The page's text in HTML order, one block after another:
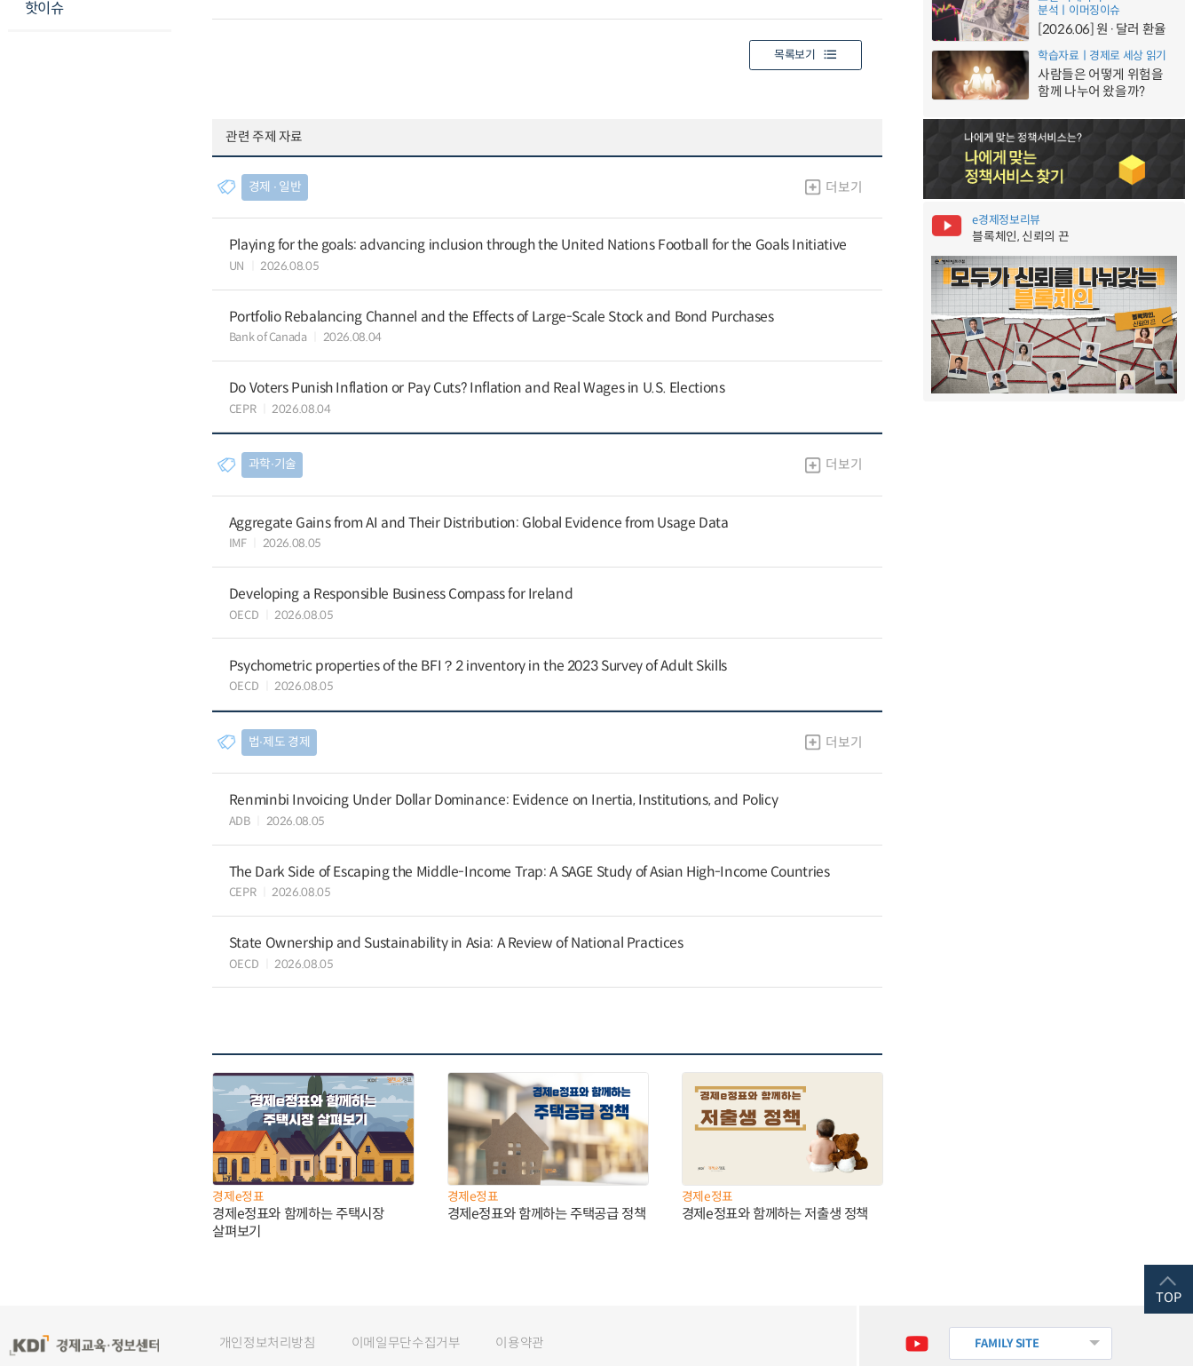
핫이슈
목록보기
관련 주제 자료
경제 ∙ 일반 더보기
Playing for the goals: advancing inclusion through the United Nations Football for the Goals Initiative
UN 2026.08.05
Portfolio Rebalancing Channel and the Effects of Large-Scale Stock and Bond Purchases
Bank of Canada 2026.08.04
Do Voters Punish Inflation or Pay Cuts? Inflation and Real Wages in U.S. Elections
CEPR 2026.08.04
과학∙기술 더보기
Aggregate Gains from AI and Their Distribution: Global Evidence from Usage Data
IMF 2026.08.05
Developing a Responsible Business Compass for Ireland
OECD 2026.08.05
Psychometric properties of the BFI？2 inventory in the 2023 Survey of Adult Skills
OECD 2026.08.05
법∙제도 경제 더보기
Renminbi Invoicing Under Dollar Dominance: Evidence on Inertia, Institutions, and Policy
ADB 2026.08.05
The Dark Side of Escaping the Middle-Income Trap: A SAGE Study of Asian High-Income Countries
CEPR 2026.08.05
State Ownership and Sustainability in Asia: A Review of National Practices
OECD 2026.08.05
경제e정표
경제e정표와 함께하는 주택시장
살펴보기
경제e정표
경제e정표와 함께하는 주택공급 정책
경제e정표
경제e정표와 함께하는 저출생 정책
분석ㅣ이머징이슈
[2026.06] 원·달러 환율
학습자료ㅣ경제로 세상 읽기
사람들은 어떻게 위험을
함께 나누어 왔을까?
e경제정보리뷰
블록체인, 신뢰의 끈
FAMILY SITE
개인정보처리방침 이메일무단수집거부 이용약관
TOP